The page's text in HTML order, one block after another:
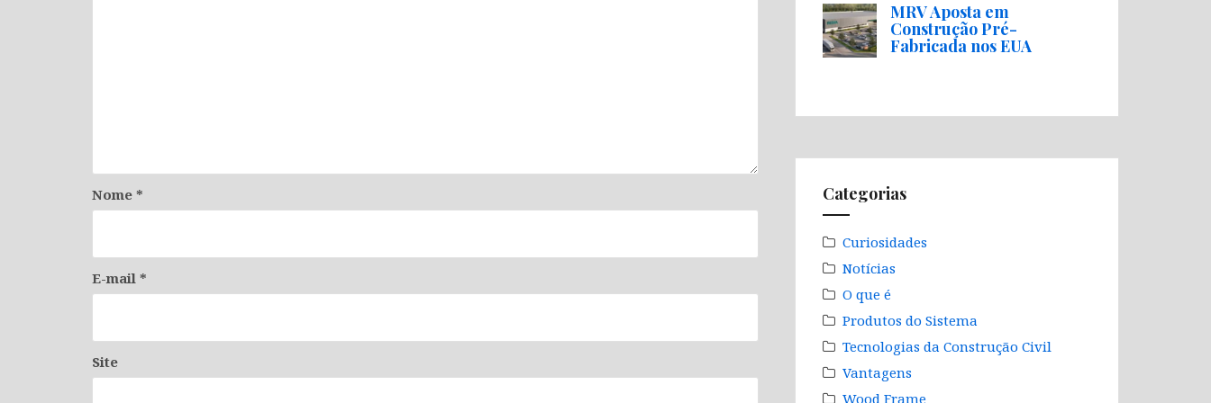
Nome *
E-mail *
Site
MRV Aposta em
Construção Pré-
Fabricada nos EUA
Categorias
Curiosidades
Notícias
O que é
Produtos do Sistema
Tecnologias da Construção Civil
Vantagens
Wood Frame